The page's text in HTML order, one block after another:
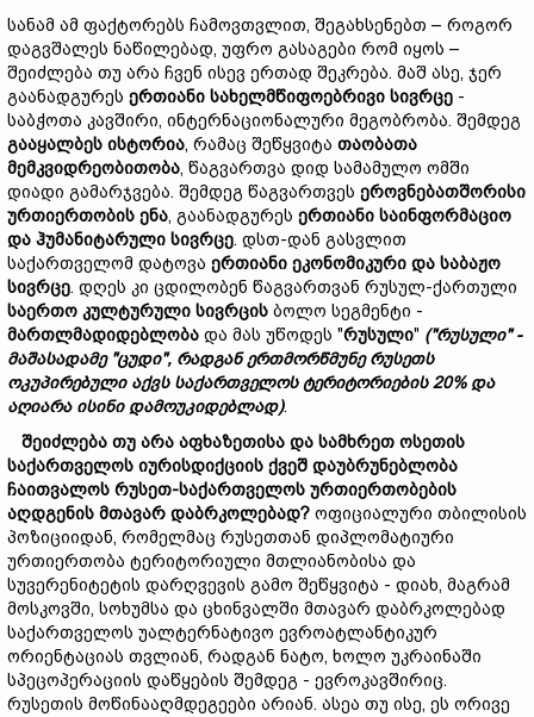
სანამ ამ ფაქტორებს ჩამოვთვლით, შეგახსენებთ – როგორ
დაგვშალეს ნაწილებად, უფრო გასაგები რომ იყოს –
შეიძლება თუ არა ჩვენ ისევ ერთად შეკრება. მაშ ასე, ჯერ
გაანადგურეს ერთიანი სახელმწიფოებრივი სივრცე -
საბჭოთა კავშირი, ინტერნაციონალური მეგობრობა. შემდეგ
გააყალბეს ისტორია, რამაც შეწყვიტა თაობათა
მემკვიდრეობითობა, წაგვართვა დიდ სამამულო ომში
დიადი გამარჯვება. შემდეგ წაგვართვეს ეროვნებათშორისი
ურთიერთობის ენა, გაანადგურეს ერთიანი საინფორმაციო
და ჰუმანიტარული სივრცე. დსთ-დან გასვლით
საქართველომ დატოვა ერთიანი ეკონომიკური და საბაჟო
სივრცე. დღეს კი ცდილობენ წაგვართვან რუსულ-ქართული
საერთო კულტურული სივრცის ბოლო სეგმენტი -
მართლმადიდებლობა და მას უწოდეს "რუსული" ("რუსული"-
მაშასადამე "ცუდი", რადგანერთმორწმუნერუსეთს
ოკუპირებული აქვს საქართველოს ტერიტორიების 20% და
აღიარა ისინი დამოუკიდებლად).
შეიძლება თუ არა აფხაზეთისა და სამხრეთ ოსეთის
საქართველოს იურისდიქციის ქვეშ დაუბრუნებლობა
ჩაითვალოს რუსეთ-საქართველოს ურთიერთობების
აღდგენის მთავარ დაბრკოლებად? ოფიციალური თბილისის
პოზიციიდან, რომელმაც რუსეთთან დიპლომატიური
ურთიერთობა ტერიტორიული მთლიანობისა და
სუვერენიტეტის დარღვევის გამო შეწყვიტა - დიახ, მაგრამ
მოსკოვში, სოხუმსა და ცხინვალში მთავარ დაბრკოლებად
საქართველოს უალტერნატივო ევროატლანტიკურ
ორიენტაციას თვლიან, რადგან ნატო, ხოლო უკრაინაში
სპეცოპერაციის დაწყების შემდეგ - ევროკავშირიც.
რუსეთის მოწინააღმდეგეები არიან. ასეა თუ ისე, ეს ორივე